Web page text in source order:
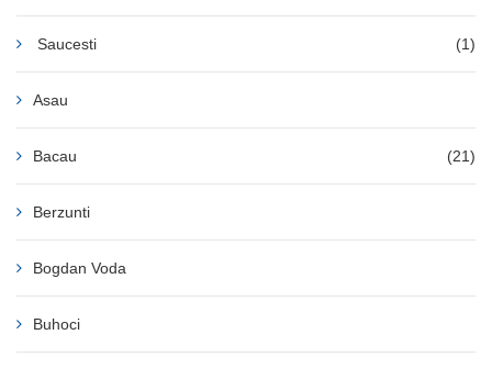
Saucesti (1)
Asau
Bacau (21)
Berzunti
Bogdan Voda
Buhoci